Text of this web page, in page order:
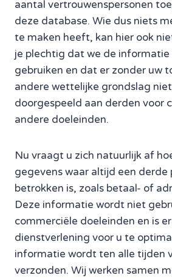
aantal vertrouwenspersonen
deze database. Wie dus niets
te maken heeft, kan hier ook
je plechtig dat we de informatie
gebruiken en dat er zonder uw
andere wettelijke grondslag
doorgespeeld aan derden voor
andere doeleinden.
Nu vraagt u zich natuurlijk af
gegevens waar altijd een derde
betrokken is, zoals betaal- of
Deze informatie wordt niet
commerciële doeleinden en is
dienstverlening voor u te
informatie wordt ten alle tijden
verzonden. Wij werken samen